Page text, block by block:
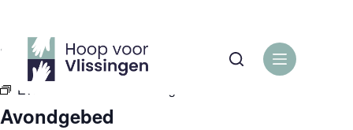
inhoud
« Alle Evenementen
Evenementenreeks:
Avondgebed